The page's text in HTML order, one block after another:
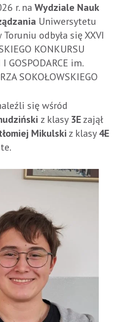
r. na Wydziale Nauk
Uniwersytetu
odbyła się XXVI
KONKURSU
GOSPODARCE im.
SOKOŁOWSKIEGO
się wśród
z klasy 3Ezajął
Mikulski z klasy4E